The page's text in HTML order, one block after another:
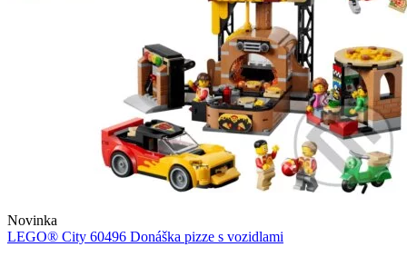
Novinka
LEGO® City 60496 Donáška pizze s vozidlami